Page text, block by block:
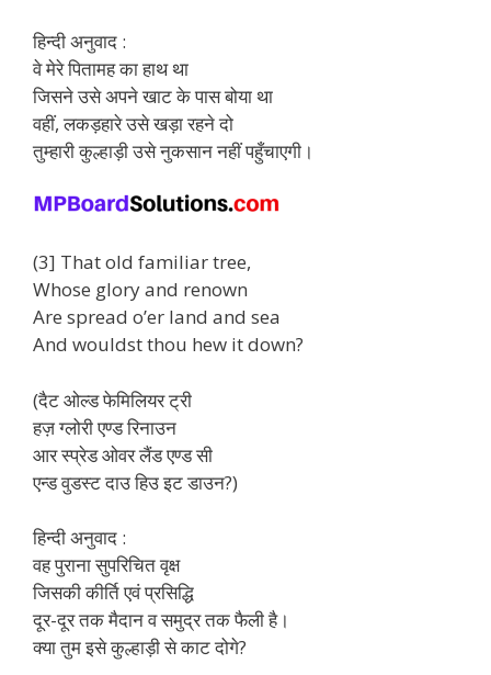
हिन्दी अनुवाद :
वे मेरे पितामह का हाथ था
जिसने उसे अपने खाट के पास बोया था
वहीं, लकड़हारे उसे खड़ा रहने दो
तुम्हारी कुल्हाड़ी उसे नुकसान नहीं पहुँचाएगी।
(3] That old familiar tree,
Whose glory and renown
Are spread o’er land and sea
And wouldst thou hew it down?
(दैट ओल्ड फेमिलियर ट्री
हज़ ग्लोरी एण्ड रिनाउन
आर स्प्रेड ओवर लैंड एण्ड सी
एन्ड वुडस्ट दाउ हिउ इट डाउन?)
हिन्दी अनुवाद :
वह पुराना सुपरिचित वृक्ष
जिसकी कीर्ति एवं प्रसिद्धि
दूर-दूर तक मैदान व समुद्र तक फैली है।
क्या तुम इसे कुल्हाड़ी से काट दोगे?